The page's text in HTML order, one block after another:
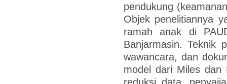
pendukung
Objek penelitiannya
ramah anak di
Banjarmasin. Teknik
wawancara, dan
model dari Miles dan